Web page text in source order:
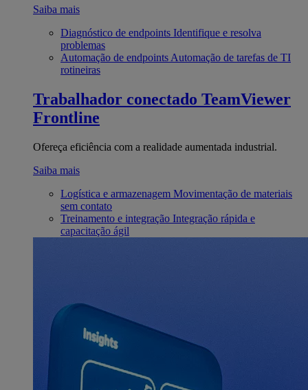
Saiba mais
Diagnóstico de endpoints Identifique e resolva
problemas
Automação de endpoints Automação de tarefas de TI
rotineiras
Trabalhador conectado TeamViewer
Frontline
Ofereça eficiência com a realidade aumentada industrial.
Saiba mais
Logística e armazenagem Movimentação de materiais
sem contato
Treinamento e integração Integração rápida e
capacitação ágil